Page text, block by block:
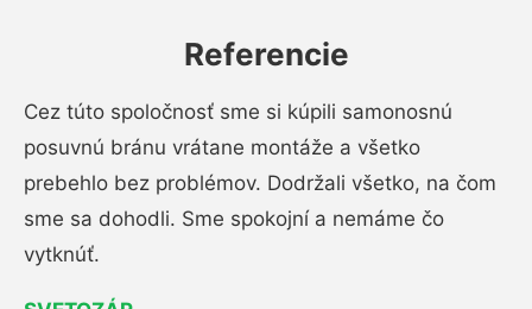
Referencie
Cez túto spoločnosť sme si kúpili samonosnú
posuvnú bránu vrátane montáže a všetko
prebehlo bez problémov. Dodržali všetko, na čom
sme sa dohodli. Sme spokojní a nemáme čo
vytknúť.